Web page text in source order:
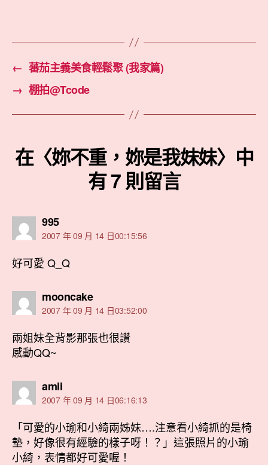
← 蕃茄主義美食輕鬆聚 (我家篇)
→ 棚拍@Tcode
在〈妳不重，妳是我妹妹〉中
有 7 則留言
995表
示:
2007 年 09 月 14 日00:15:56
好可愛 Q_Q
mooncake表
示:
2007 年 09 月 14 日03:52:00
兩姐妹全背影那張也很讚
感動QQ~
amii表
示:
2007 年 09 月 14 日06:16:13
「可愛的小瑜和小綺兩姊妹….注意看小綺抓的是椅
墊，好像很有經驗的樣子呀！？」這張照片的小瑜
小綺，表情都好可愛喔！